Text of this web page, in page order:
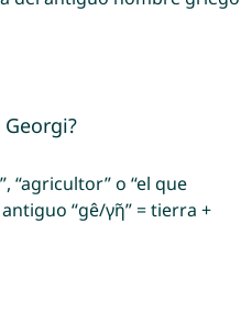
“agricultor” o “el que
“gê/γῆ” = tierra +